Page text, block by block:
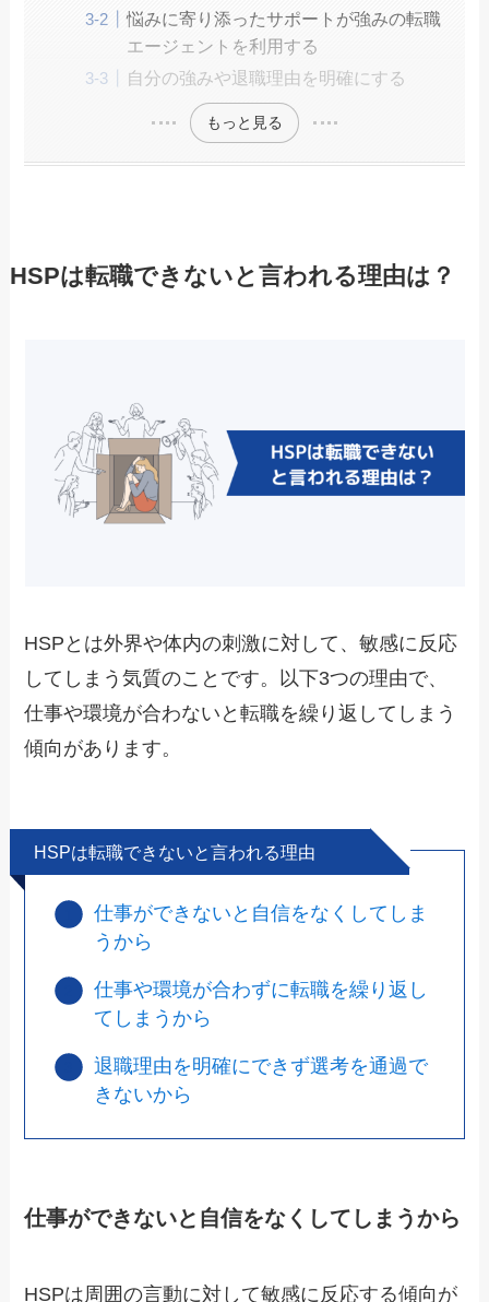
悩みに寄り添ったサポートが強みの転職
エージェントを利用する
自分の強みや退職理由を明確にする
もっと見る
HSPは転職できないと言われる理由は？
HSPとは外界や体内の刺激に対して、敏感に反応
してしまう気質のことです。以下3つの理由で、
仕事や環境が合わないと転職を繰り返してしまう
傾向があります。
HSPは転職できないと言われる理由
仕事ができないと自信をなくしてしま
うから
仕事や環境が合わずに転職を繰り返し
てしまうから
退職理由を明確にできず選考を通過で
きないから
仕事ができないと自信をなくしてしまうから
HSPは周囲の言動に対して敏感に反応する傾向が